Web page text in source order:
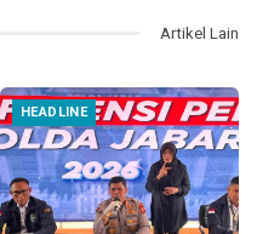
Artikel Lain
HEADLINE